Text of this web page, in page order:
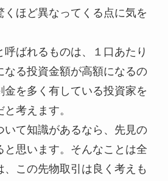
くほど異なってくる点に気を
ばれるものは、１口あたり
なる投資金額が高額になるの
金を多く有している投資家を
考えます。
いて知識があるなら、先見の
と思います。そんなことは全
、この先物取引は良く考えも